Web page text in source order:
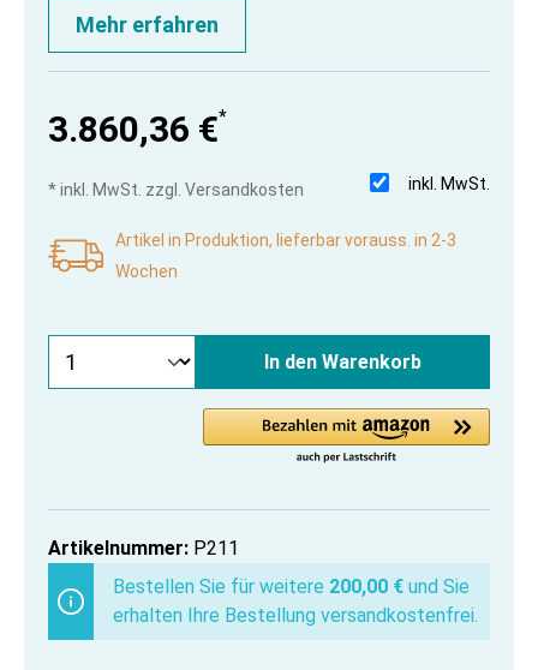
Mehr erfahren
3.860,36 €*
inkl. MwSt.
* inkl. MwSt. zzgl. Versandkosten
Artikel in Produktion, lieferbar vorauss. in 2-3
Wochen
In den Warenkorb
Artikelnummer: P211
Bestellen Sie für weitere 200,00 € und Sie
erhalten Ihre Bestellung versandkostenfrei.